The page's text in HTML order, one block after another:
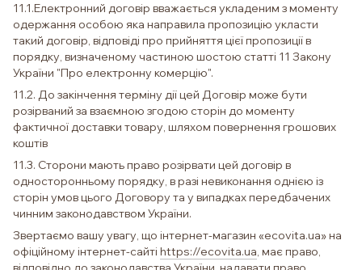
11.1.Електронний договір вважається укладеним з моменту
одержання особою яка направила пропозицію укласти
такий договір, відповіді про прийняття цієї пропозиції в
порядку, визначеному частиною шостою статті 11 Закону
України "Про електронну комерцію".
11.2. До закінчення терміну дії цей Договір може бути
розірваний за взаємною згодою сторін до моменту
фактичної доставки товару, шляхом повернення грошових
коштів
11.3. Сторони мають право розірвати цей договір в
односторонньому порядку, в разі невиконання однією із
сторін умов цього Договору та у випадках передбачених
чинним законодавством України.
Звертаємо вашу увагу, що інтернет-магазин «ecovita.ua» на
офіційному інтернет-сайті https://ecovita.ua, має право,